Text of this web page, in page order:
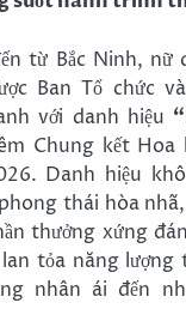
từ Bắc Ninh, nữ
Ban Tổ chức
với danh hiệu
Chung kết Hoa
Danh hiệu
thái hòa
thưởng xứng
tỏa năng lượng
nhân ái đến